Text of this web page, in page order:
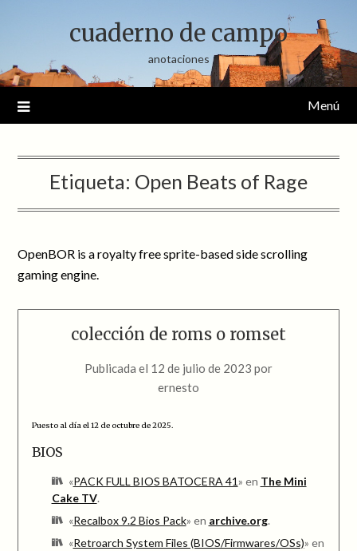
cuaderno de campo
anotaciones
Menú
Etiqueta: Open Beats of Rage
OpenBOR is a royalty free sprite-based side scrolling
gaming engine.
colección de roms o romset
Publicada el 12 de julio de 2023 por
ernesto
Puesto al día el 12 de octubre de 2025.
BIOS
«PACK FULL BIOS BATOCERA 41» en The Mini
Cake TV.
«Recalbox 9.2 Bios Pack» en archive.org.
«Retroarch System Files (BIOS/Firmwares/OSs)» en